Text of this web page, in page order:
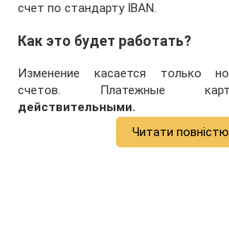
счет по стандарту IBAN.
Как это будет работать?
Изменение касается только
счетов. Платежные
действительными.
Читати повністю